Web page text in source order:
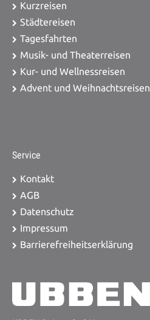
Kurzreisen
Städtereisen
Tagesfahrten
Musik- und Theaterreisen
Kur- und Wellnessreisen
Advent und Weihnachtsreisen
Service
Kontakt
AGB
Datenschutz
Impressum
Barrierefreiheitserklärung